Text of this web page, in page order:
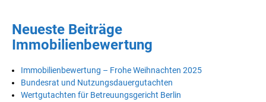
Neueste Beiträge
Immobilienbewertung
Immobilienbewertung – Frohe Weihnachten 2025
Bundesrat und Nutzungsdauergutachten
Wertgutachten für Betreuungsgericht Berlin